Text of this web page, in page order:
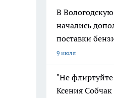
В
начались
поставки
9 июля
"Не
Ксения